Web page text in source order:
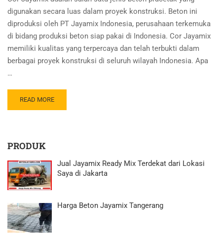
digunakan secara luas dalam proyek konstruksi. Beton ini
diproduksi oleh PT Jayamix Indonesia, perusahaan terkemuka
di bidang produksi beton siap pakai di Indonesia. Cor Jayamix
memiliki kualitas yang terpercaya dan telah terbukti dalam
berbagai proyek konstruksi di seluruh wilayah Indonesia. Apa
…
READ MORE
PRODUK
Jual Jayamix Ready Mix Terdekat dari Lokasi
Saya di Jakarta
Harga Beton Jayamix Tangerang